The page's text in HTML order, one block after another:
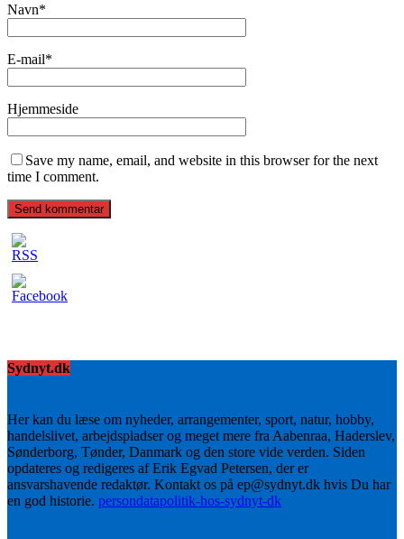
Navn*
E-mail*
Hjemmeside
Save my name, email, and website in this browser for the next
time I comment.
Sydnyt.dk
Her kan du læse om nyheder, arrangementer, sport, natur, hobby,
handelslivet, arbejdspladser og meget mere fra Aabenraa, Haderslev,
Sønderborg, Tønder, Danmark og den store vide verden. Siden
opdateres og redigeres af Erik Egvad Petersen, der er
ansvarshavende redaktør. Kontakt os på ep@sydnyt.dk hvis Du har
en god historie. persondatapolitik-hos-sydnyt-dk